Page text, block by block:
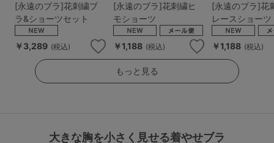
[永遠のブラ]花刺繍ブ
ラ&ショーツセット
￥3,289 (税込)
[永遠のブラ]花刺繍ヒ
モショーツ
￥1,188 (税込)
[永遠のブラ]花
レースショーツ
￥1,188 (税込)
もっと見る
大きな胸を小さく見せる着やせブラ